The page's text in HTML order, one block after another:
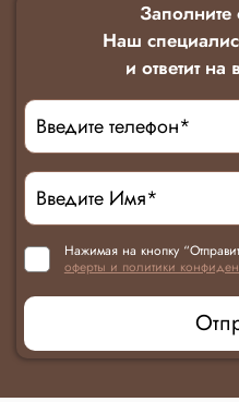
Наш
и ответит
Нажимая на кнопку
оферты и политики